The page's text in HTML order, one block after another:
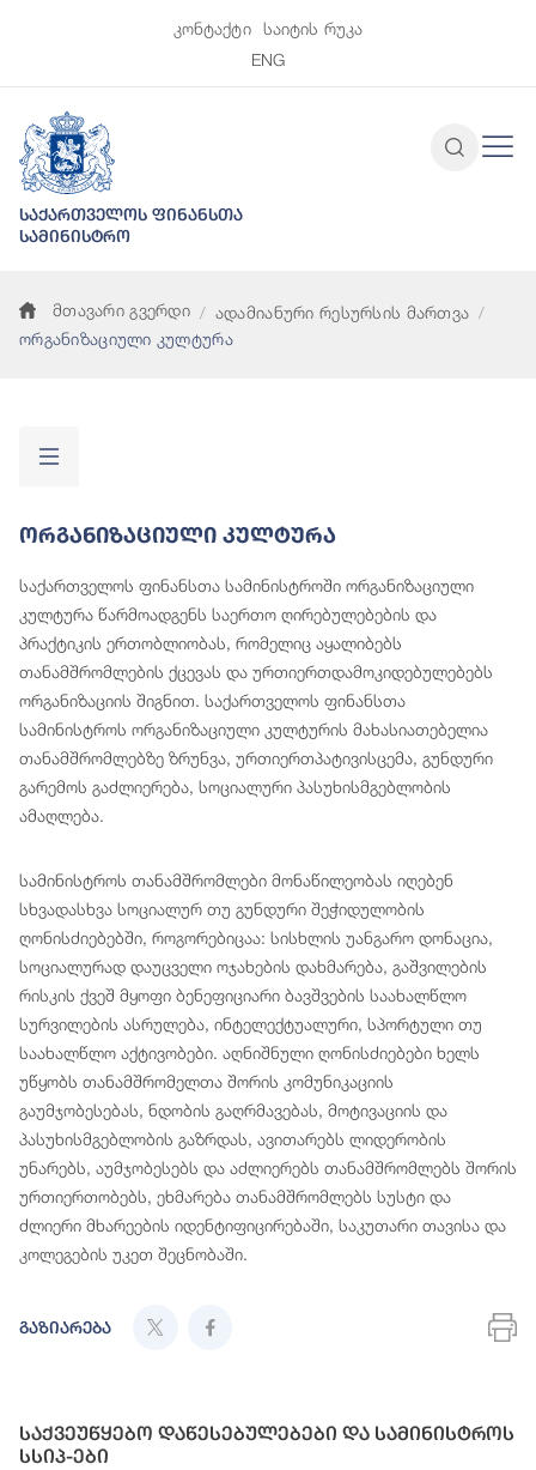
კონტაქტი
საიტის რუკა
ENG
საქართველოს ფინანსთა
სამინისტრო
მთავარი გვერდი
ადამიანური რესურსის მართვა
ორგანიზაციული კულტურა
Ორგანიზაციული Კულტურა
საქართველოს ფინანსთა სამინისტროში ორგანიზაციული
კულტურა წარმოადგენს საერთო ღირებულებების და
პრაქტიკის ერთობლიობას, რომელიც აყალიბებს
თანამშრომლების ქცევას და ურთიერთდამოკიდებულებებს
ორგანიზაციის შიგნით. საქართველოს ფინანსთა
სამინისტროს ორგანიზაციული კულტურის მახასიათებელია
თანამშრომლებზე ზრუნვა, ურთიერთპატივისცემა, გუნდური
გარემოს გაძლიერება, სოციალური პასუხისმგებლობის
ამაღლება.
სამინისტროს თანამშრომლები მონაწილეობას იღებენ
სხვადასხვა სოციალურ თუ გუნდური შეჭიდულობის
ღონისძიებებში, როგორებიცაა: სისხლის უანგარო დონაცია,
სოციალურად დაუცველი ოჯახების დახმარება, გაშვილების
რისკის ქვეშ მყოფი ბენეფიციარი ბავშვების საახალწლო
სურვილების ასრულება, ინტელექტუალური, სპორტული თუ
საახალწლო აქტივობები. აღნიშნული ღონისძიებები ხელს
უწყობს თანამშრომელთა შორის კომუნიკაციის
გაუმჯობესებას, ნდობის გაღრმავებას, მოტივაციის და
პასუხისმგებლობის გაზრდას, ავითარებს ლიდერობის
უნარებს, აუმჯობესებს და აძლიერებს თანამშრომლებს შორის
ურთიერთობებს, ეხმარება თანამშრომლებს სუსტი და
ძლიერი მხარეების იდენტიფიცირებაში, საკუთარი თავისა და
კოლეგების უკეთ შეცნობაში.
გაზიარება
საქვეუწყებო დაწესებულებები და სამინისტროს
სსიპ-ები